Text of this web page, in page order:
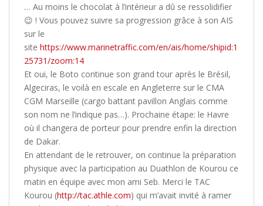
… Au moins le chocolat à l’intérieur a dû se ressolidifier
😉 ! Vous pouvez suivre sa progression grâce à son AIS
sur le
site https://www.marinetraffic.com/en/ais/home/shipid:1
25731/zoom:14
Et oui, le Boto continue son grand tour après le Brésil,
Algeciras, le voilà en escale en Angleterre sur le CMA
CGM Marseille (cargo battant pavillon Anglais comme
son nom ne l’indique pas…). Prochaine étape: le Havre
où il changera de porteur pour prendre enfin la direction
de Dakar.
En attendant de le retrouver, on continue la préparation
physique avec la participation au Duathlon de Kourou ce
matin en équipe avec mon ami Seb. Merci le TAC
Kourou (http://tac.athle.com) qui m’avait invité à ramer